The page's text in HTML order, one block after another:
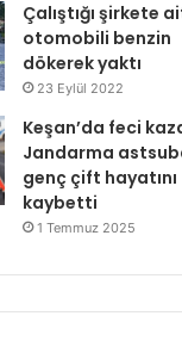
Çalıştığı şirkete
otomobili benzin
dökerek yaktı
23 Eylül 2022
Keşan’da feci
Jandarma
genç çift hayatını
kaybetti
1 Temmuz 2025